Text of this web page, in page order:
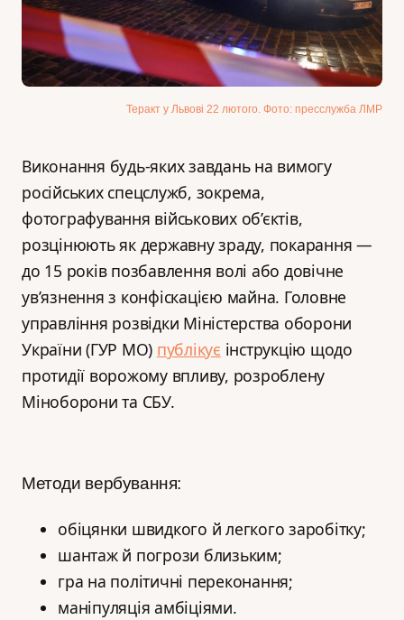
Теракт у Львові 22 лютого. Фото: пресслужба ЛМР
Виконання будь-яких завдань на вимогу
російських спецслужб, зокрема,
фотографування військових об’єктів,
розцінюють як державну зраду, покарання —
до 15 років позбавлення волі або довічне
ув’язнення з конфіскацією майна. Головне
управління розвідки Міністерства оборони
України (ГУР МО) публікує інструкцію щодо
протидії ворожому впливу, розроблену
Міноборони та СБУ.
Методи вербування:
обіцянки швидкого й легкого заробітку;
шантаж й погрози близьким;
гра на політичні переконання;
маніпуляція амбіціями.